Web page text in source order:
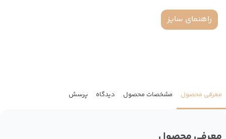
راهنمای سایز
معرفی محصول مشخصات محصول دیدگاه پرسش